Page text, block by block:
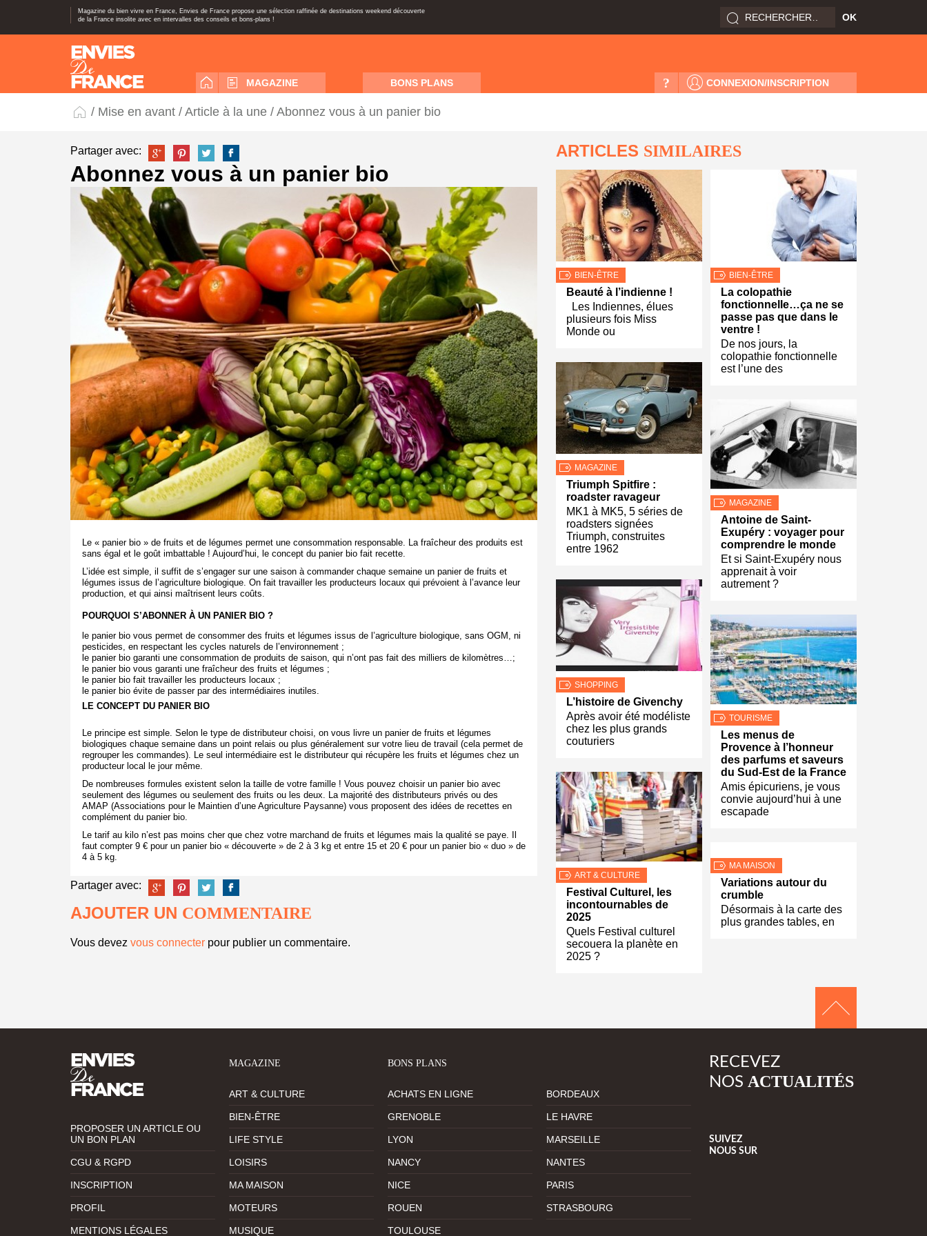
Magazine du bien vivre en France, Envies de France propose une sélection raffinée de destinations weekend découverte
de la France insolite avec en intervalles des conseils et bons-plans !
MAGAZINE BONS PLANS CONNEXION/INSCRIPTION
?
/ Mise en avant / Article à la une / Abonnez vous à un panier bio
Partager avec:
Abonnez vous à un panier bio
Le « panier bio » de fruits et de légumes permet une consommation responsable. La fraîcheur des produits est
sans égal et le goût imbattable ! Aujourd’hui, le concept du panier bio fait recette.
L’idée est simple, il suffit de s’engager sur une saison à commander chaque semaine un panier de fruits et
légumes issus de l’agriculture biologique. On fait travailler les producteurs locaux qui prévoient à l’avance leur
production, et qui ainsi maîtrisent leurs coûts.
POURQUOI S’ABONNER À UN PANIER BIO ?
le panier bio vous permet de consommer des fruits et légumes issus de l’agriculture biologique, sans OGM, ni
pesticides, en respectant les cycles naturels de l’environnement ;
le panier bio garanti une consommation de produits de saison, qui n’ont pas fait des milliers de kilomètres…;
le panier bio vous garanti une fraîcheur des fruits et légumes ;
le panier bio fait travailler les producteurs locaux ;
le panier bio évite de passer par des intermédiaires inutiles.
LE CONCEPT DU PANIER BIO
Le principe est simple. Selon le type de distributeur choisi, on vous livre un panier de fruits et légumes
biologiques chaque semaine dans un point relais ou plus généralement sur votre lieu de travail (cela permet de
regrouper les commandes). Le seul intermédiaire est le distributeur qui récupère les fruits et légumes chez un
producteur local le jour même.
De nombreuses formules existent selon la taille de votre famille ! Vous pouvez choisir un panier bio avec
seulement des légumes ou seulement des fruits ou les deux. La majorité des distributeurs privés ou des
AMAP (Associations pour le Maintien d’une Agriculture Paysanne) vous proposent des idées de recettes en
complément du panier bio.
Le tarif au kilo n’est pas moins cher que chez votre marchand de fruits et légumes mais la qualité se paye. Il
faut compter 9 € pour un panier bio « découverte » de 2 à 3 kg et entre 15 et 20 € pour un panier bio « duo » de
4 à 5 kg.
Partager avec:
AJOUTER UN COMMENTAIRE
Vous devez vous connecter pour publier un commentaire.
ARTICLES SIMILAIRES
BIEN-ÊTRE
Beauté à l’indienne !
Les Indiennes, élues
plusieurs fois Miss
Monde ou
MAGAZINE
Triumph Spitfire :
roadster ravageur
MK1 à MK5, 5 séries de
roadsters signées
Triumph, construites
entre 1962
SHOPPING
L’histoire de Givenchy
Après avoir été modéliste
chez les plus grands
couturiers
ART & CULTURE
Festival Culturel, les
incontournables de
2025
Quels Festival culturel
secouera la planète en
2025 ?
BIEN-ÊTRE
La colopathie
fonctionnelle…ça ne se
passe pas que dans le
ventre !
De nos jours, la
colopathie fonctionnelle
est l’une des
MAGAZINE
Antoine de Saint-
Exupéry : voyager pour
comprendre le monde
Et si Saint-Exupéry nous
apprenait à voir
autrement ?
TOURISME
Les menus de
Provence à l’honneur
des parfums et saveurs
du Sud-Est de la France
Amis épicuriens, je vous
convie aujourd’hui à une
escapade
MA MAISON
Variations autour du
crumble
Désormais à la carte des
plus grandes tables, en
PROPOSER UN ARTICLE OU
UN BON PLAN
CGU & RGPD
INSCRIPTION
PROFIL
MENTIONS LÉGALES
MAGAZINE
ART & CULTURE
BIEN-ÊTRE
LIFE STYLE
LOISIRS
MA MAISON
MOTEURS
MUSIQUE
BONS PLANS
ACHATS EN LIGNE BORDEAUX
GRENOBLE LE HAVRE
LYON MARSEILLE
NANCY NANTES
NICE PARIS
ROUEN STRASBOURG
TOULOUSE
RECEVEZ
NOS ACTUALITÉS
SUIVEZ
NOUS SUR